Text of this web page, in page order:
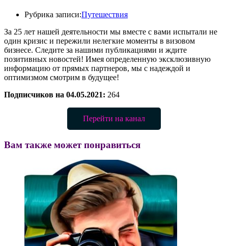
Рубрика записи:Путешествия
За 25 лет нашей деятельности мы вместе с вами испытали не
один кризис и пережили нелегкие моменты в визовом
бизнесе. Следите за нашими публикациями и ждите
позитивных новостей! Имея определенную эксклюзивную
информацию от прямых партнеров, мы с надеждой и
оптимизмом смотрим в будущее!
Подписчиков на 04.05.2021: 264
Перейти на канал
Вам также может понравиться